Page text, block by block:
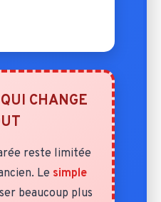
CHANGE
reste limitée
Le simple
beaucoup plus